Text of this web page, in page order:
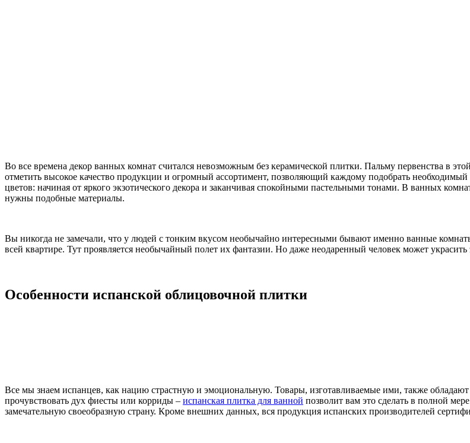
Во все времена декор ванных комнат считался невозможным без керамической плитки. Пальму первенства в
отметить высокое качество продукции и огромный ассортимент, позволяющий каждому подобрать
цветов: начиная от яркого экзотического декора и заканчивая спокойными пастельными тонами. В ванных
нужны подобные материалы.
Вы никогда не замечали, что у людей с тонким вкусом необычайно интересными бывают именно ванные
всей квартире. Тут проявляется необычайный полет их фантазии. Но даже неодаренный человек может
Особенности испанской облицовочной плитки
Все мы знаем испанцев, как нацию страстную и эмоциональную. Товары, изготавливаемые ими, также
прочувствовать дух фиесты или корриды – испанская плитка для ванной позволит вам это сделать в полной
замечательную своеобразную страну. Кроме внешних данных, вся продукция испанских производителей